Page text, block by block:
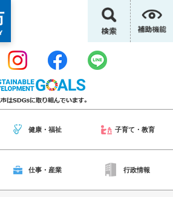
健康・福祉 子育て・教育
仕事・産業 行政情報